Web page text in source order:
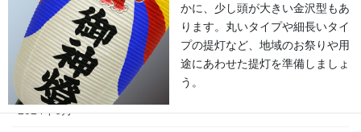
2025年5月
2024年11月
2024年9月
2024年6月
かに、少し頭が大きい金沢型もあ
ります。丸いタイプや細長いタイ
プの提灯など、地域のお祭りや用
途にあわせた提灯を準備しましょ
う。